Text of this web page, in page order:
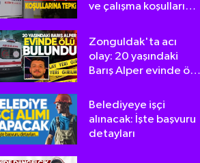
ve çalışma koşullarına
Zonguldak'ta acı
olay: 20 yaşındaki
Barış Alper evinde ölü
Belediyeye işçi
alınacak: İşte başvuru
detayları